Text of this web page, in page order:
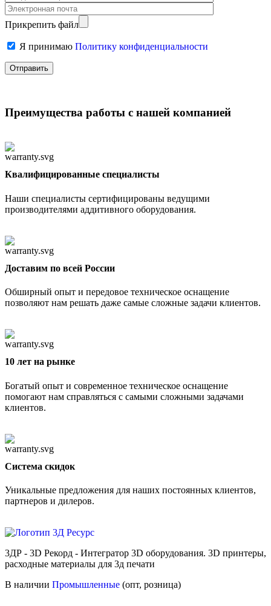
Прикрепить файл
Я принимаю Политику конфиденциальности
Преимущества работы с нашей компанией
Квалифицированные специалисты
Наши специалисты сертифицированы ведущими
производителями аддитивного оборудования.
Доставим по всей России
Обширный опыт и передовое техническое оснащение
позволяют нам решать даже самые сложные задачи клиентов.
10 лет на рынке
Богатый опыт и современное техническое оснащение
помогают нам справляться с самыми сложными задачами
клиентов.
Cистема скидок
Уникальные предложения для наших постоянных клиентов,
партнеров и дилеров.
3ДР - 3D Рекорд - Интегратор 3D оборудования. 3D принтеры,
расходные материалы для 3д печати
В наличии Промышленные (опт, розница)